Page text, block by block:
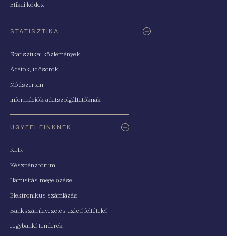
Etikai kódex
STATISZTIKA
Statisztikai közlemények
Adatok, idősorok
Módszertan
Információk adatszolgáltatóknak
ÜGYFELEINKNEK
KLIR
Készpénzfórum
Hamisítás megelőzése
Elektronikus számlázás
Bankszámlavezetés üzleti feltételei
Jegybanki tenderek